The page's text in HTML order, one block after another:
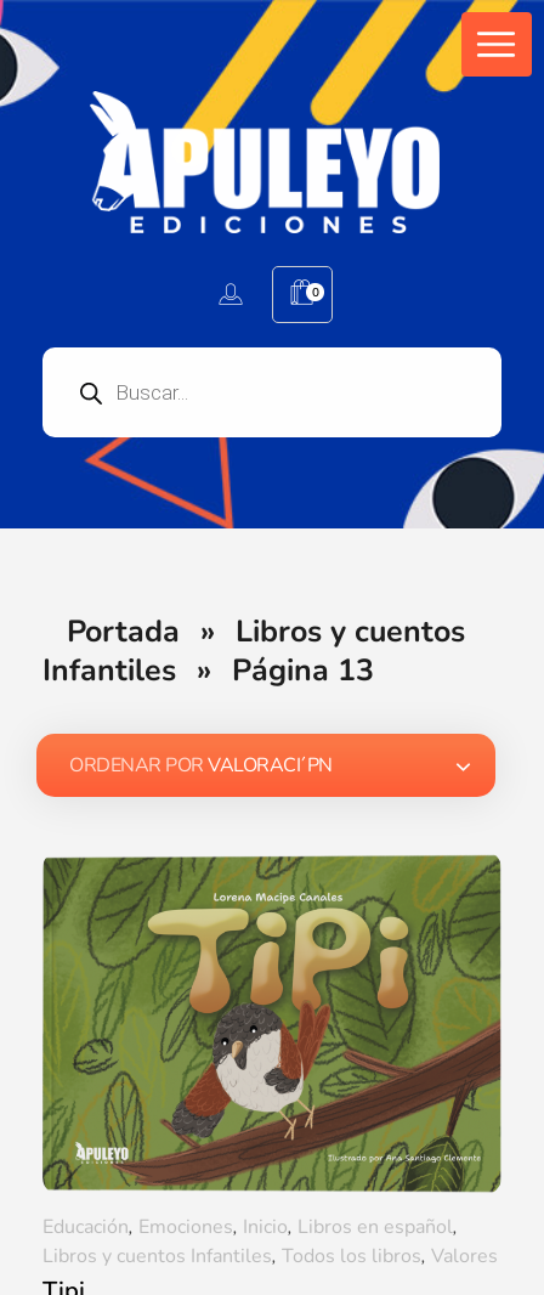
0
Portada » Libros y cuentos
Infantiles » Página 13
ORDENAR PORVALORACI´PN
Educación, Emociones, Inicio, Libros en español,
Libros y cuentos Infantiles, Todos los libros, Valores